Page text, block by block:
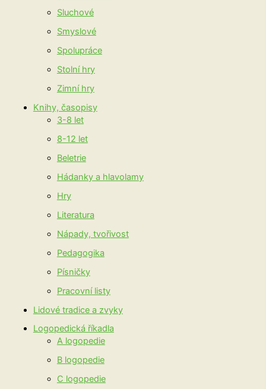
Sluchové
Smyslové
Spolupráce
Stolní hry
Zimní hry
Knihy, časopisy
3-8 let
8-12 let
Beletrie
Hádanky a hlavolamy
Hry
Literatura
Nápady, tvořivost
Pedagogika
Písničky
Pracovní listy
Lidové tradice a zvyky
Logopedická říkadla
A logopedie
B logopedie
C logopedie